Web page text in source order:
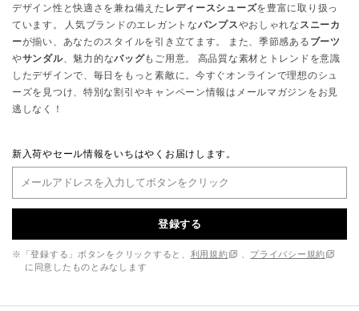
デザイン性と快適さを兼ね備えた レディースシューズを豊富に取り扱っ
ています。 人気ブランドのエレガントなパンプスやおしゃれな スニーカ
ーが揃い、あなたのスタイルを引き立てます。 また、季節感ある ブーツ
やサンダル、魅力的なバッグもご用意。 高品質な素材とトレンドを意識
したデザインで、毎日をもっと素敵に。今すぐオンラインで理想のシュ
ーズを見つけ、特別な割引やキャンペーン情報はメールマガジンをお見
逃しなく！
新入荷やセール情報をいちはやくお届けします。
登録する
※「登録する」ボタンをクリックすると、 利用規約
プライバシー規約
に同意したものとみなします